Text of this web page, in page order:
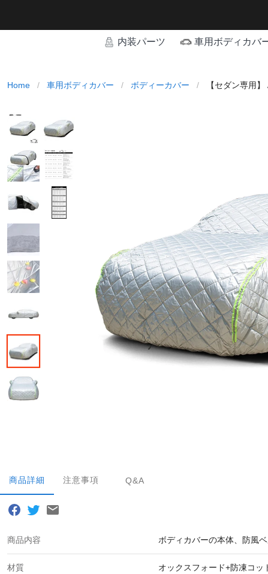
内装パーツ 車用ボディカバ
Home / 車用ボディカバー / ボディーカバー / 【セダン専用
商品詳細 注意事項 Q&A
商品内容 ボディカバーの本体、防風
材質 オックスフォード+防凍コッ